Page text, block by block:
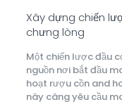
Xây dựng chiến
chưng lòng
Một chiến lược đầu
nguồn nơi bắt đầu
hoạt rượu cồn and
này càng yêu cầu